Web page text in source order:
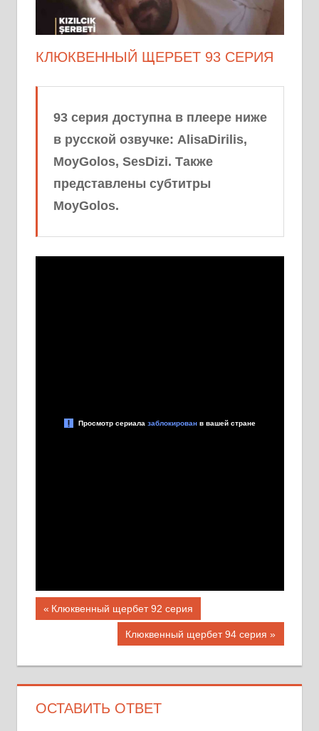
КЛЮКВЕННЫЙ ЩЕРБЕТ 93 СЕРИЯ
93 серия доступна в плеере ниже
в русской озвучке: AlisaDirilis,
MoyGolos, SesDizi. Также
представлены субтитры
MoyGolos.
Навигация
записям
Предыдущая
Клюквенный щербет 92 серия
Следующая
Клюквенный щербет 94 серия
ОСТАВИТЬ ОТВЕТ